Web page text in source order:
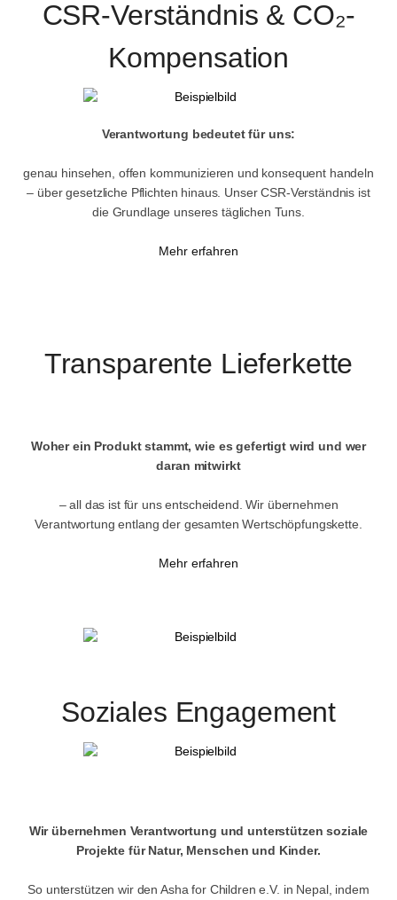
CSR-Verständnis & CO₂-
Kompensation
Verantwortung bedeutet für uns:
genau hinsehen, offen kommunizieren und konsequent handeln
– über gesetzliche Pflichten hinaus. Unser CSR-Verständnis ist
die Grundlage unseres täglichen Tuns.
Mehr erfahren
Transparente Lieferkette
Woher ein Produkt stammt, wie es gefertigt wird und wer
daran mitwirkt
– all das ist für uns entscheidend. Wir übernehmen
Verantwortung entlang der gesamten Wertschöpfungskette.
Mehr erfahren
Soziales Engagement
Wir übernehmen Verantwortung und unterstützen soziale
Projekte für Natur, Menschen und Kinder.
So unterstützen wir den Asha for Children e.V. in Nepal, indem